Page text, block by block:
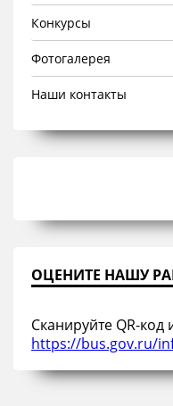
Конкурсы
Фотогалерея
Наши контакты
ОЦЕНИТЕ НАШУ
Сканируйте QR-
https://bus.gov.ru/